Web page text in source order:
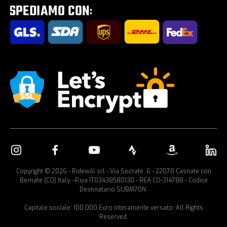
Portabici per auto
Copyright © 2026 - Ridewill srl - Via Socrate, 6 - 22070 Casnate con
Bernate (CO) Italy - P.iva IT03438580130 - REA CO-314788 - Codice
Destinatario SUBM70N.
Capitale sociale: 100.000 Euro interamente versato. All Rights
Reserved.